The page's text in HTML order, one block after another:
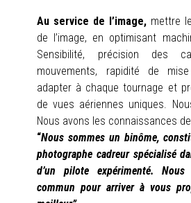
Au service de l’image, mettre
de l’image, en optimisant
Sensibilité, précision des
mouvements, rapidité de
adapter à chaque tournage et
de vues aériennes uniques.
Nous avons les connaissances
“Nous sommes un binôme,
photographe cadreur spécialisé
d’un pilote expérimenté.
commun pour arriver à vous